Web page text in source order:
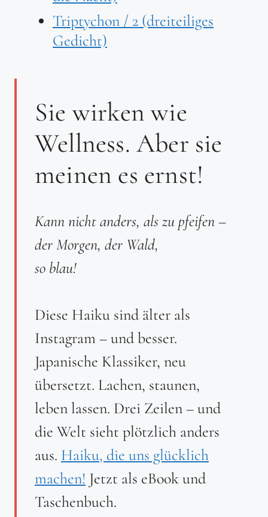
Triptychon / 2 (dreiteiliges
Gedicht)
Sie wirken wie
Wellness. Aber sie
meinen es ernst!
Kann nicht anders, als zu pfeifen –
der Morgen, der Wald,
so blau!
Diese Haiku sind älter als
Instagram – und besser.
Japanische Klassiker, neu
übersetzt. Lachen, staunen,
leben lassen. Drei Zeilen – und
die Welt sieht plötzlich anders
aus. Haiku, die uns glücklich
machen! Jetzt als eBook und
Taschenbuch.